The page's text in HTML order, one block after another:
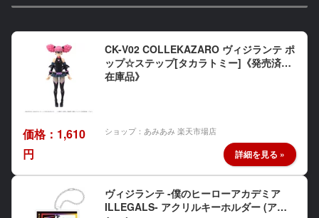
CK-V02 COLLEKAZARO ヴィジランテ ポ
ップ☆ステップ[タカラトミー]《発売済・
在庫品》
価格：1,610
円
ショップ：あみあみ 楽天市場店
ヴィジランテ -僕のヒーローアカデミア
ILLEGALS- アクリルキーホルダー (アク